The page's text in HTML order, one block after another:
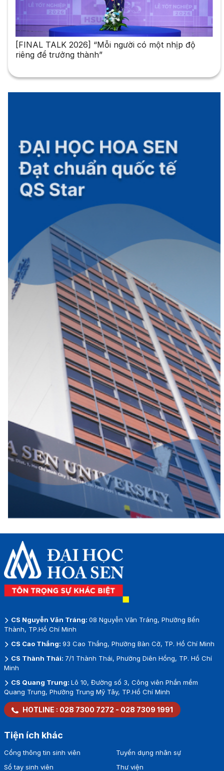
[FINAL TALK 2026] “Mỗi người có một nhịp độ
riêng để trưởng thành”
CS Nguyễn Văn Tráng: 08 Nguyễn Văn Tráng, Phường Bến
Thành, TP.Hồ Chí Minh
CS Cao Thắng: 93 Cao Thắng, Phường Bàn Cờ, TP. Hồ Chí Minh
CS Thành Thái: 7/1 Thành Thái, Phường Diên Hồng, TP. Hồ Chí
Minh
CS Quang Trung: Lô 10, Đường số 3, Công viên Phần mềm
Quang Trung, Phường Trung Mỹ Tây, TP.Hồ Chí Minh
HOTLINE : 028 7300 7272 - 028 7309 1991
Tiện ích khác
Cổng thông tin sinh viên
Sổ tay sinh viên
Tuyển dụng nhân sự
Thư viện